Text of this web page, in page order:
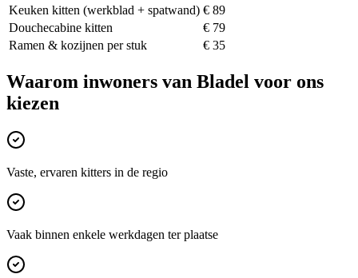
Keuken kitten (werkblad + spatwand) € 89
Douchecabine kitten
€ 79
Ramen & kozijnen per stuk
€ 35
Waarom inwoners van Bladel voor ons
kiezen
Vaste, ervaren kitters in de regio
Vaak binnen enkele werkdagen ter plaatse